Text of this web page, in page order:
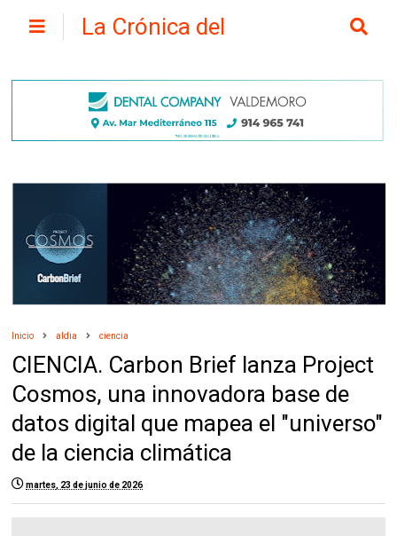
La Crónica del
Inicio aldia ciencia
CIENCIA. Carbon Brief lanza Project
Cosmos, una innovadora base de
datos digital que mapea el "universo"
de la ciencia climática
martes, 23 de junio de 2026